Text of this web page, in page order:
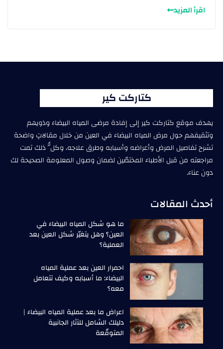
اقرأ المزيد
كتاركت كير
يهدف موقع كتاركت كير إلى إفادة مرضى المياه البيضاء وذويهم
وتثقيفهم حول مرض المياه البيضاء في العين من خلال مقالاتٍ واضحة
تشرح تفاصيل المرض وأعراضه وأسبابه وطرق علاجه، وكلُّ ذلك تمت
مراجعته من قبل الأطباء المختصّين لضمان وصول المعلومة الصحيحة لك
دون عناء.
أحدث المقالات
ما هو شكل المياه البيضاء في
العين؟ وهل يتغيّر شكل العين بعد
العملية؟
احمرار العين بعد عملية المياه
البيضاء: ما أسبابه وكيف تتعامل
معه؟
اعراض ما بعد عملية المياه البيضاء |
دليلك الشامل للآثار الجانبية
المتوقّعة